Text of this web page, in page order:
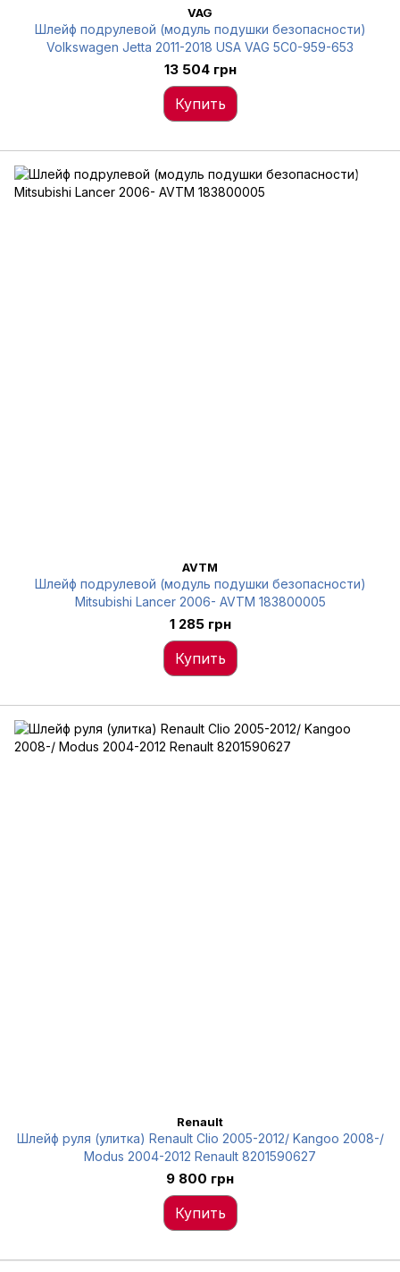
VAG
Шлейф подрулевой (модуль подушки безопасности)
Volkswagen Jetta 2011-2018 USA VAG 5C0-959-653
13 504 грн
Купить
AVTM
Шлейф подрулевой (модуль подушки безопасности)
Mitsubishi Lancer 2006- AVTM 183800005
1 285 грн
Купить
Renault
Шлейф руля (улитка) Renault Clio 2005-2012/ Kangoo 2008-/
Modus 2004-2012 Renault 8201590627
9 800 грн
Купить